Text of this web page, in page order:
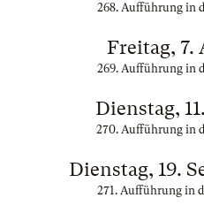
268. Aufführung in
Freitag, 7.
269. Aufführung in
Dienstag,
270. Aufführung in
Dienstag, 19.
271. Aufführung in